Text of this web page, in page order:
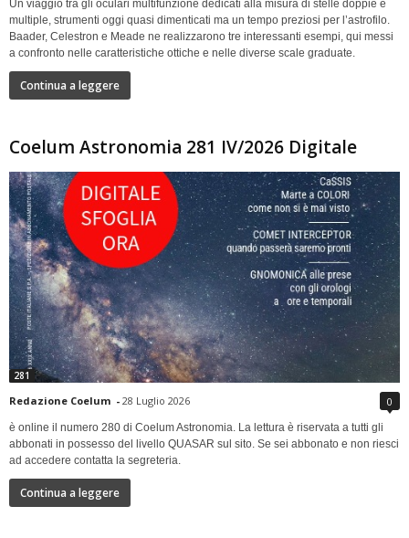
Un viaggio tra gli oculari multifunzione dedicati alla misura di stelle doppie e
multiple, strumenti oggi quasi dimenticati ma un tempo preziosi per l’astrofilo.
Baader, Celestron e Meade ne realizzarono tre interessanti esempi, qui messi
a confronto nelle caratteristiche ottiche e nelle diverse scale graduate.
Continua a leggere
Coelum Astronomia 281 IV/2026 Digitale
281
Redazione Coelum - 28 Luglio 2026 0
è online il numero 280 di Coelum Astronomia. La lettura è riservata a tutti gli
abbonati in possesso del livello QUASAR sul sito. Se sei abbonato e non riesci
ad accedere contatta la segreteria.
Continua a leggere